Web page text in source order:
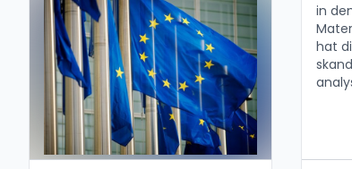
Unternehmen höhere
Strompreise, verursacht durch
den CO₂‑Preis im ETS, ausgleichen
sollen. Ziel ist es, die …
in
hat